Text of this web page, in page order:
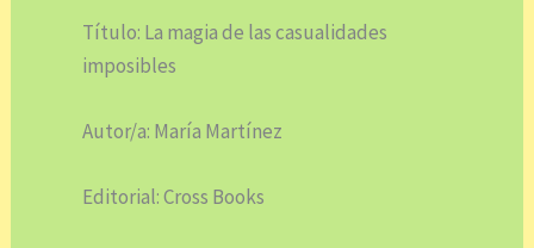
Título: La magia de las casualidades
imposibles
Autor/a: María Martínez
Editorial: Cross Books